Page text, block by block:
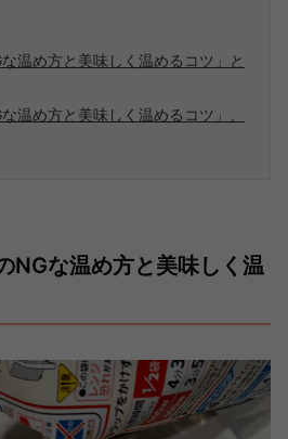
温め方と美味しく温めるコツ」と
温め方と美味しく温めるコツ」、
NGな温め方と美味しく温